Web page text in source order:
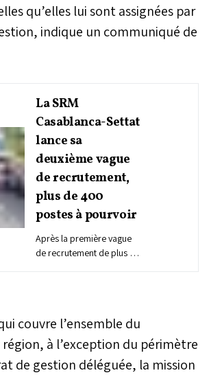
qu’elles lui sont assignées par
indique un communiqué de
La SRM
Casablanca-Settat
lance sa
deuxième vague
de recrutement,
plus de 400
postes à pourvoir
Après la première vague
de recrutement de plus de
campagne de recrutement
portant sur plus de 400
postes à pourvoir sur
l’ensemble du territoire de
couvre l’ensemble du
à l’exception du périmètre
de gestion déléguée, la mission